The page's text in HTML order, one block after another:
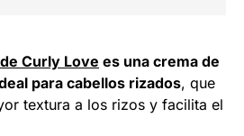
Curly Love es una crema de
para cabellos rizados, que
textura a los rizos y facilita el